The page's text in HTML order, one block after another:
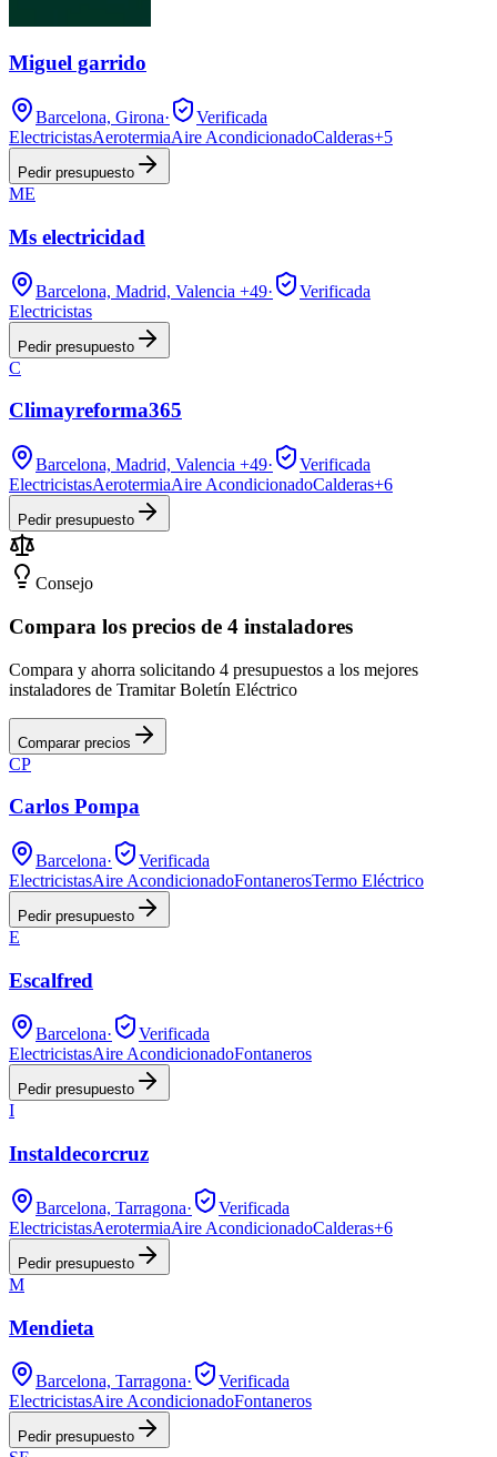
Miguel garrido
Barcelona, Girona·
Verificada
ElectricistasAerotermiaAire AcondicionadoCalderas+5
Pedir presupuesto
ME
Ms electricidad
Barcelona, Madrid, Valencia +49·
Verificada
Electricistas
Pedir presupuesto
C
Climayreforma365
Barcelona, Madrid, Valencia +49·
Verificada
ElectricistasAerotermiaAire AcondicionadoCalderas+6
Pedir presupuesto
Consejo
Compara los precios de 4 instaladores
Compara y ahorra solicitando 4 presupuestos a los mejores
instaladores de Tramitar Boletín Eléctrico
Comparar precios
CP
Carlos Pompa
Barcelona·
Verificada
ElectricistasAire AcondicionadoFontanerosTermo Eléctrico
Pedir presupuesto
E
Escalfred
Barcelona·
Verificada
ElectricistasAire AcondicionadoFontaneros
Pedir presupuesto
I
Instaldecorcruz
Barcelona, Tarragona·
Verificada
ElectricistasAerotermiaAire AcondicionadoCalderas+6
Pedir presupuesto
M
Mendieta
Barcelona, Tarragona·
Verificada
ElectricistasAire AcondicionadoFontaneros
Pedir presupuesto